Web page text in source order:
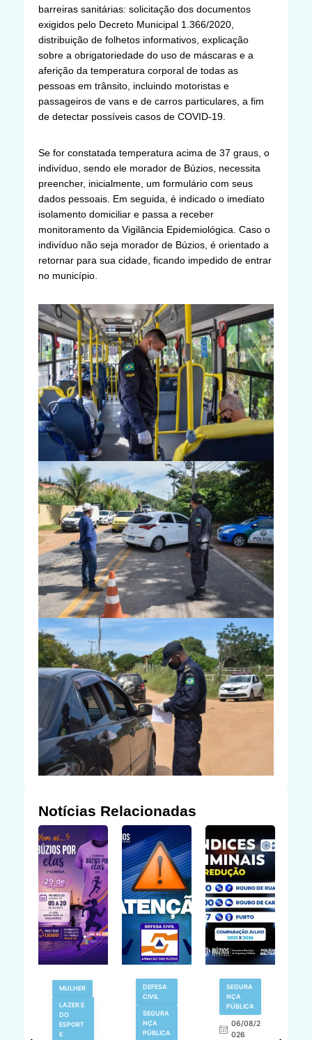
barreiras sanitárias: solicitação dos documentos
exigidos pelo Decreto Municipal 1.366/2020,
distribuição de folhetos informativos, explicação
sobre a obrigatoriedade do uso de máscaras e a
aferição da temperatura corporal de todas as
pessoas em trânsito, incluindo motoristas e
passageiros de vans e de carros particulares, a fim
de detectar possíveis casos de COVID-19.
Se for constatada temperatura acima de 37 graus, o
indivíduo, sendo ele morador de Búzios, necessita
preencher, inicialmente, um formulário com seus
dados pessoais. Em seguida, é indicado o imediato
isolamento domiciliar e passa a receber
monitoramento da Vigilância Epidemiológica. Caso o
indivíduo não seja morador de Búzios, é orientado a
retornar para sua cidade, ficando impedido de entrar
no município.
Notícias Relacionadas
MULHER
LAZER E
DO
ESPORT
E
DEFESA
CIVIL
SEGURA
NÇA
PÚBLICA
SEGURA
NÇA
PÚBLICA
06/08/2
026